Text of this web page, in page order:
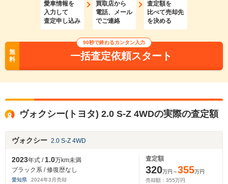
愛車情報を
入力して
査定申し込み
買取店から
電話、メール
でご連絡
査定額を
比べて売却先
を決める
無
料
90秒で終わるカンタン入力
一括査定依頼スタート
ヴォクシー(トヨタ) 2.0 S-Z 4WDの実際の査定額
ヴォクシー 2.0 S-Z 4WD
2023年式 /1.0万km未満
ブラック系 / 修復歴なし
愛知県 2024年3 月売却
査定額
320万円～355万円
売却額： 355万円